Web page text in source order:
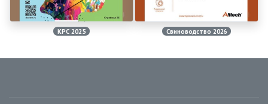
КРС 2025 Свиноводство 2026